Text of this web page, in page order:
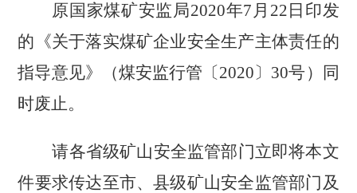
原国家煤矿安监局2020年7 月 22 日印发
的《关于落实煤矿企业安全生产主体责任的
指导意见》（煤安监行管〔2020〕 30号）同
时废止。
请各省级矿山安全监管部门立即将本文
件要求传达至市、县级矿山安全监管部门及